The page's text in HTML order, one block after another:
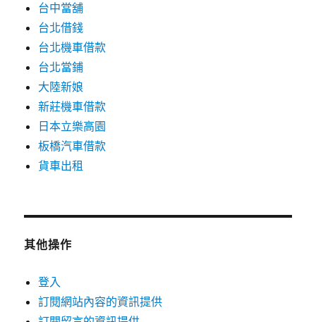
台中當舖
台北借錢
台北機車借款
台北當鋪
大陸新娘
新莊機車借款
日本立樂高園
板橋汽車借款
貨車出租
其他操作
登入
訂閱網站內容的資訊提供